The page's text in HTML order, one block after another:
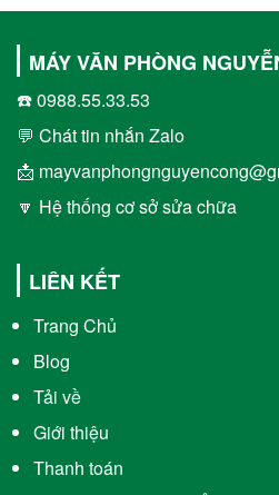
MÁY VĂN PHÒNG
☎️ 0988.55.33.53
💬 Chát tin nhắn Zalo
📩
🔽 Hệ thống cơ sở sửa chữa
LIÊN KẾT
Trang Chủ
Blog
Tải về
Giới thiệu
Thanh toán